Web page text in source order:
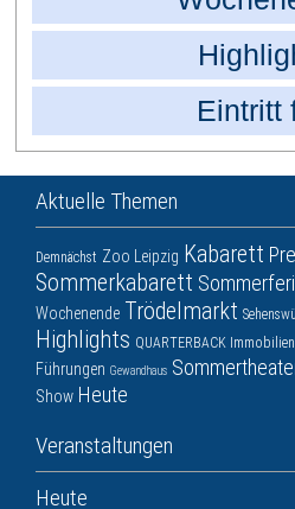
Eintritt
Aktuelle Themen
Demnächst Zoo Leipzig Kabarett
Sommerkabarett
Wochenende Trödelmarkt
Highlights QUARTERBACK
Führungen Gewandhaus
Show Heute
Veranstaltungen
Heute